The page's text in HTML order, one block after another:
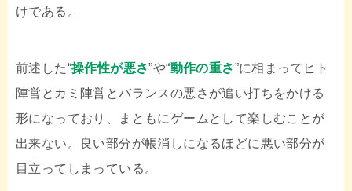
けである。
前述した“操作性が悪さ”や“動作の重さ”に相まってヒト
陣営とカミ陣営とバランスの悪さが追い打ちをかける
形になっており、まともにゲームとして楽しむことが
出来ない。良い部分が帳消しになるほどに悪い部分が
目立ってしまっている。